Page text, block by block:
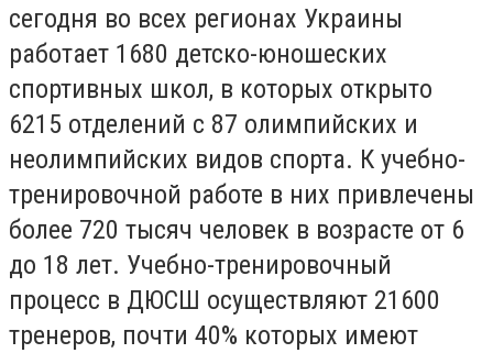
сегодня во всех регионах Украины
работает 1680 детско-юношеских
спортивных школ, в которых открыто
6215 отделений с 87 олимпийских и
неолимпийских видов спорта. К учебно-
тренировочной работе в них привлечены
более 720 тысяч человек в возрасте от 6
до 18 лет. Учебно-тренировочный
процесс в ДЮСШ осуществляют 21600
тренеров, почти 40% которых имеют